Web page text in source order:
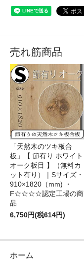
売れ筋商品
「天然木のツキ板合
板」【 節有り ホワイト
オーク板目 】（無料カ
ット有り）｜Sサイズ・
910×1820（mm) ・
F☆☆☆☆認定工場の商
品
6,750円(税614円)
ホーム